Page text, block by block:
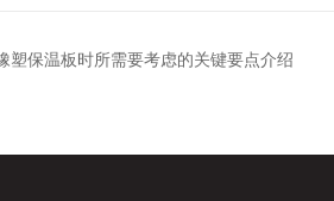
塑保温板时所需要考虑的关键要点介绍